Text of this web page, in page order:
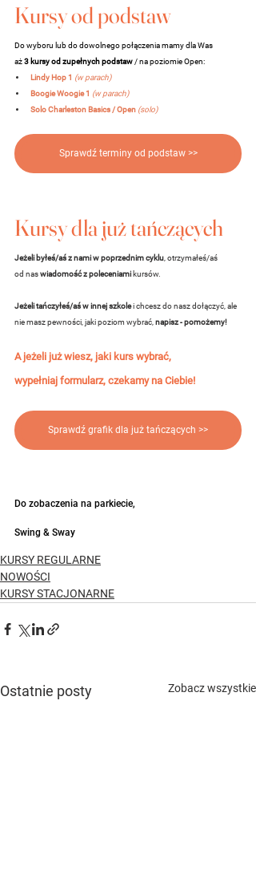
Kursy od podstaw
Do wyboru lub do dowolnego połączenia mamy dla Was
aż 3 kursyod zupełnych podstaw / na poziomie Open:
Lindy Hop 1 (w parach)
Boogie Woogie 1 (w parach)
Solo Charleston Basics / Open (solo)
Sprawdź terminy od podstaw >>
Kursy dla już tańczących
Jeżeli byłeś/aś z nami w poprzednim cyklu , otrzymałeś/aś
od nas wiadomość z poleceniami kursów.
Jeżeli tańczyłeś/aś w innej szkole i chcesz do nasz dołączyć, ale
nie masz pewności, jaki poziom wybrać, napisz - pomożemy!
A jeżeli już wiesz, jaki kurs wybrać,
wypełniaj formularz, czekamy na Ciebie!
Sprawdź grafik dla już tańczących >>
Do zobaczenia na parkiecie,
Swing & Sway
KURSY REGULARNE
NOWOŚCI
KURSY STACJONARNE
Ostatnie posty Zobacz wszystkie